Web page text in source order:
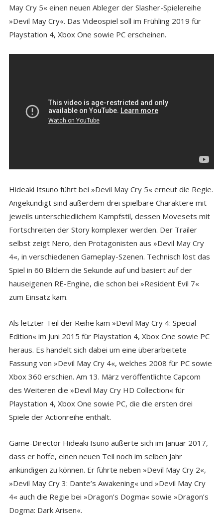
May Cry 5« einen neuen Ableger der Slasher-Spielereihe
»Devil May Cry«. Das Videospiel soll im Frühling 2019 für
Playstation 4, Xbox One sowie PC erscheinen.
Hideaki Itsuno führt bei »Devil May Cry 5« erneut die Regie.
Angekündigt sind außerdem drei spielbare Charaktere mit
jeweils unterschiedlichem Kampfstil, dessen Movesets mit
Fortschreiten der Story komplexer werden. Der Trailer
selbst zeigt Nero, den Protagonisten aus »Devil May Cry
4«, in verschiedenen Gameplay-Szenen. Technisch löst das
Spiel in 60 Bildern die Sekunde auf und basiert auf der
hauseigenen RE-Engine, die schon bei »Resident Evil 7«
zum Einsatz kam.
Als letzter Teil der Reihe kam »Devil May Cry 4: Special
Edition« im Juni 2015 für Playstation 4, Xbox One sowie PC
heraus. Es handelt sich dabei um eine überarbeitete
Fassung von »Devil May Cry 4«, welches 2008 für PC sowie
Xbox 360 erschien. Am 13. März veröffentlichte Capcom
des Weiteren die »Devil May Cry HD Collection« für
Playstation 4, Xbox One sowie PC, die die ersten drei
Spiele der Actionreihe enthält.
Game-Director Hideaki Isuno äußerte sich im Januar 2017,
dass er hoffe, einen neuen Teil noch im selben Jahr
ankündigen zu können. Er führte neben »Devil May Cry 2«,
»Devil May Cry 3: Dante’s Awakening« und »Devil May Cry
4« auch die Regie bei »Dragon’s Dogma« sowie »Dragon’s
Dogma: Dark Arisen«.